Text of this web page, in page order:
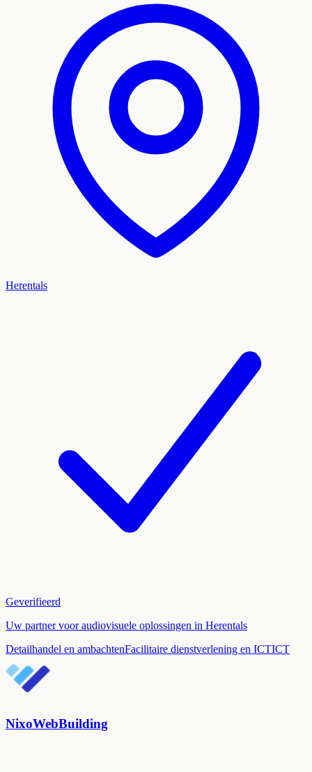
Herentals
Geverifieerd
Uw partner voor audiovisuele oplossingen in Herentals
Detailhandel en ambachtenFacilitaire dienstverlening en ICTICT
NixoWebBuilding